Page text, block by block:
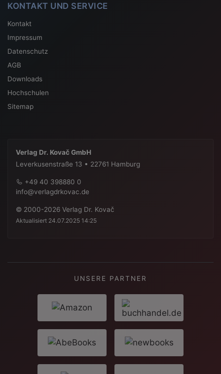
KONTAKT UND SERVICE
Kontakt
Impressum
Datenschutz
AGB
Downloads
Hochschulen
Sitemap
Verlag Dr. Kovač GmbH
Leverkusenstraße 13 • 22761 Hamburg
+49 40 398880 0
info@verlagdrkovac.de
© 2000-2026 Verlag Dr. Kovač
Aktualisiert 24.07.2025 14:25
UNSERE PARTNER